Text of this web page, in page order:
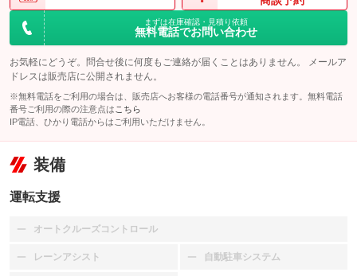
まずは在庫確認・見積り依頼
無料電話でお問い合わせ
お気軽にどうぞ。問合せ後に何度もご連絡が届くことはありません。 メールア
ドレスは販売店に公開されません。
※無料電話をご利用の場合は、販売店へお客様の電話番号が通知されます。無料電話
番号ご利用の際の注意点は こちら
IP電話、ひかり電話からはご利用いただけません。
装備
運転支援
オートクルーズコントロール
：装備なし
レーンアシスト
：装備なし 自動駐車システム
：装備なし